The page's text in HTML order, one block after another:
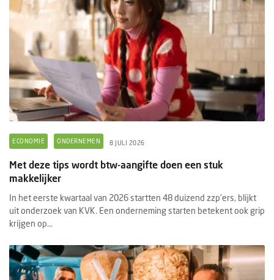
ECONOMIE ONDERNEMEN 8 JULI 2026
Met deze tips wordt btw-aangifte doen een stuk
makkelijker
In het eerste kwartaal van 2026 startten 48 duizend zzp’ers, blijkt
uit onderzoek van KVK. Een onderneming starten betekent ook grip
krijgen op...